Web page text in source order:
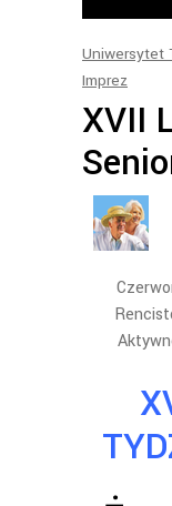
Uniwersytet
Imprez
XVII